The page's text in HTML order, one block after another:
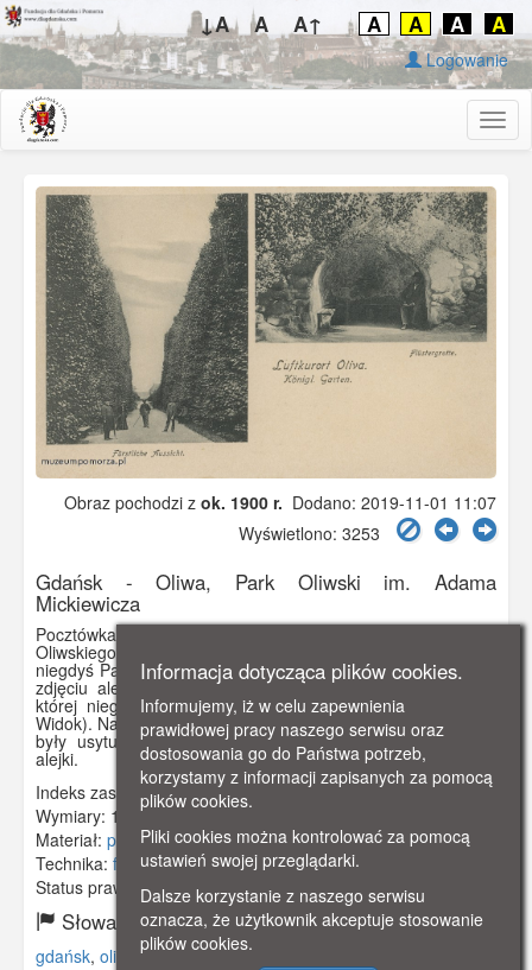
↓A A A↑ A A A A
Logowanie
Obraz pochodzi z ok. 1900 r. Dodano: 2019-11-01 11:07
Wyświetlono: 3253
Gdańsk - Oliwa, Park Oliwski im. Adama
Mickiewicza
Pocztówka dwuobrazkowa przedstawiająca fragmenty Parku
Oliwskiego (od 1955 r. im. Adama Mickiewicza), zwanego
niegdyś Parkiem Królewskim lub Klasztornym. Na pierwszym
zdjęciu aleja ujęta w szpaler równo strzyżonych drzew, z
której niegdyś widać było Zatokę Gdańską (tzw. Książęcy
Widok). Na drugim zdjęciu jedna z dwóch grot szeptów, które
były usytuowane na przeciwko siebie - po obu stronach
alejki.
Indeks zasobu:GSP01356
Wymiary: 138 x 86 mm
Materiał: pocztówka
Technika: fotografia czarno-biała
Status prawny:Użycie Niekomercyjne
Słowa kluczowe:
gdańsk, oliwa ,park oliwski,aleja
Informacja dotycząca plików cookies.
Informujemy, iż w celu zapewnienia
prawidłowej pracy naszego serwisu oraz
dostosowania go do Państwa potrzeb,
korzystamy z informacji zapisanych za pomocą
plików cookies.
Pliki cookies można kontrolować za pomocą
ustawień swojej przeglądarki.
Dalsze korzystanie z naszego serwisu
oznacza, że użytkownik akceptuje stosowanie
plików cookies.